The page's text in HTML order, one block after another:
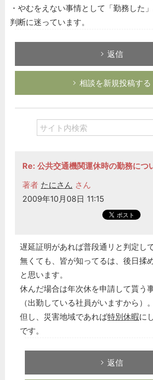
・やむをえない事情として「勤務した
判断に迷っています。
返信
相談を新規投稿する
Re: 公共交通機関運休時の勤務につ
著者 たにさん さん
2009年10月08日 11:15
遅延証明があれば普段通リと判定し
無くても、皆が知ってるは、後日揉
と思います。
休んだ場合は年次休を申請して貰う
（出勤している社員がいますから）。
但し、災害地域であれば特別休暇に
です。
返信